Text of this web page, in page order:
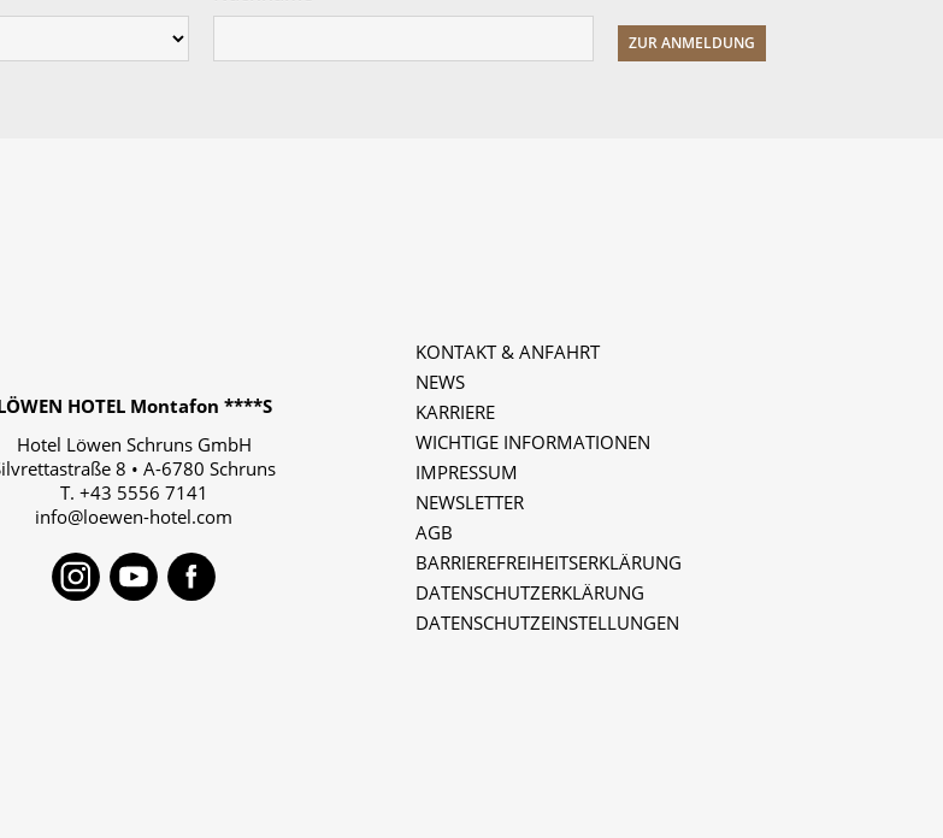
HOTEL Montafon ****S
Hotel Löwen Schruns GmbH
8 • A-6780 Schruns
T. +43 5556 7141
info@loewen-hotel.com
Instagram
YoutubeFacebook
KONTAKT & ANFAHRT
NEWS
KARRIERE
WICHTIGE INFORMATIONEN
IMPRESSUM
NEWSLETTER
AGB
BARRIEREFREIHEITSERKLÄRUNG
DATENSCHUTZERKLÄRUNG
DATENSCHUTZEINSTELLUNGEN